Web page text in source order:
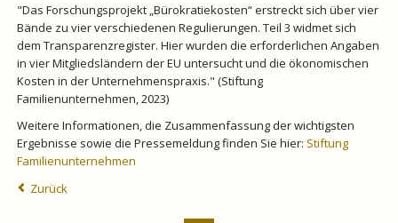
"Das Forschungsprojekt „Bürokratiekosten“ erstreckt sich über vier
Bände zu vier verschiedenen Regulierungen. Teil 3 widmet sich
dem Transparenzregister. Hier wurden die erforderlichen Angaben
in vier Mitgliedsländern der EU untersucht und die ökonomischen
Kosten in der Unternehmenspraxis." (Stiftung
Familienunternehmen, 2023)
Weitere Informationen, die Zusammenfassung der wichtigsten
Ergebnisse sowie die Pressemeldung finden Sie hier: Stiftung
Familienunternehmen
Zurück